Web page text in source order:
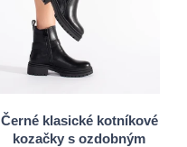
Černé klasické kotníkové
kozačky s ozdobným
36